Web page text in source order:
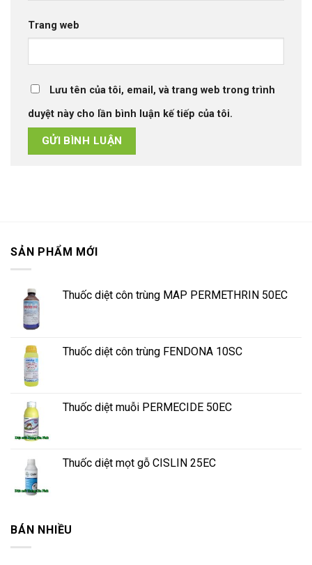
Trang web
Lưu tên của tôi, email, và trang web trong trình
duyệt này cho lần bình luận kế tiếp của tôi.
SẢN PHẨM MỚI
Thuốc diệt côn trùng MAP PERMETHRIN 50EC
Thuốc diệt côn trùng FENDONA 10SC
Thuốc diệt muỗi PERMECIDE 50EC
Thuốc diệt mọt gỗ CISLIN 25EC
BÁN NHIỀU